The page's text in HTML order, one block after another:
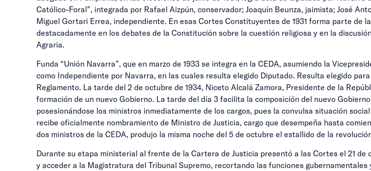
Católico-Foral”, integrada por Rafael Aizpún, conservador; Joaquín Beunza, jaimista; José
Miguel Gortari Errea, independiente. En esas Cortes Constituyentes de 1931 forma parte de
destacadamente en los debates de la Constitución sobre la cuestión religiosa y en la
Agraria.
Funda “Unión Navarra”, que en marzo de 1933 se integra en la CEDA, asumiendo la
como Independiente por Navarra, en las cuales resulta elegido Diputado. Resulta elegido
Reglamento. La tarde del 2 de octubre de 1934, Niceto Alcalá Zamora, Presidente de la
formación de un nuevo Gobierno. La tarde del día 3 facilita la composición del nuevo
posesionándose los ministros inmediatamente de los cargos, pues la convulsa situación
recibe oficialmente nombramiento de Ministro de Justicia, cargo que desempeña hasta
dos ministros de la CEDA, produjo la misma noche del 5 de octubre el estallido de la
Durante su etapa ministerial al frente de la Cartera de Justicia presentó a las Cortes el 21
y acceder a la Magistratura del Tribunal Supremo, recortando las funciones